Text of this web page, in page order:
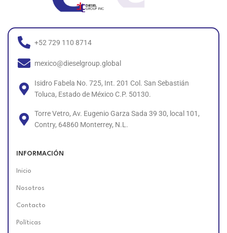
+52 729 110 8714
mexico@dieselgroup.global
Isidro Fabela No. 725, Int. 201 Col. San Sebastián
Toluca, Estado de México C.P. 50130.
Torre Vetro, Av. Eugenio Garza Sada 39 30, local 101,
Contry, 64860 Monterrey, N.L.
INFORMACIÓN
Inicio
Nosotros
Contacto
Políticas